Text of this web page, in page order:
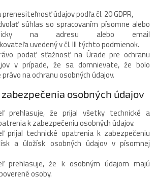
prenesiteľnosť údajov podľa čl. 20 GDPR,
súhlas so spracovaním písomne alebo
na adresu alebo email
uvedený v čl. III týchto podmienok.
podať sťažnosť na Úrade pre ochranu
v prípade, že sa domnievate, že bolo
na ochranu osobných údajov.
osobných údajov
prehlasuje, že prijal všetky technické a
k zabezpečeniu osobných údajov.
prijal technické opatrenia k zabezpečeniu
a úložísk osobných údajov v písomnej
prehlasuje, že k osobným údajom majú
osoby.